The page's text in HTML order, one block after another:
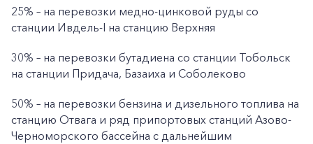
25% – на перевозки медно-цинковой руды со
станции Ивдель-I на станцию Верхняя
30% – на перевозки бутадиена со станции Тобольск
на станции Придача, Базаиха и Соболеково
50% – на перевозки бензина и дизельного топлива на
станцию Отвага и ряд припортовых станций Азово-
Черноморского бассейна с дальнейшим